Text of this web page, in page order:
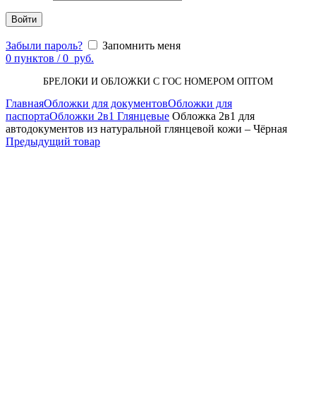
Войти
Забыли пароль?
Запомнить меня
0 пунктов / 0 руб.
БРЕЛОКИ И ОБЛОЖКИ С ГОС НОМЕРОМ ОПТОМ
ГлавнаяОбложки для документовОбложки для
паспортаОбложки 2в1 Глянцевые Обложка 2в1 для
автодокументов из натуральной глянцевой кожи – Чёрная
Предыдущий товар